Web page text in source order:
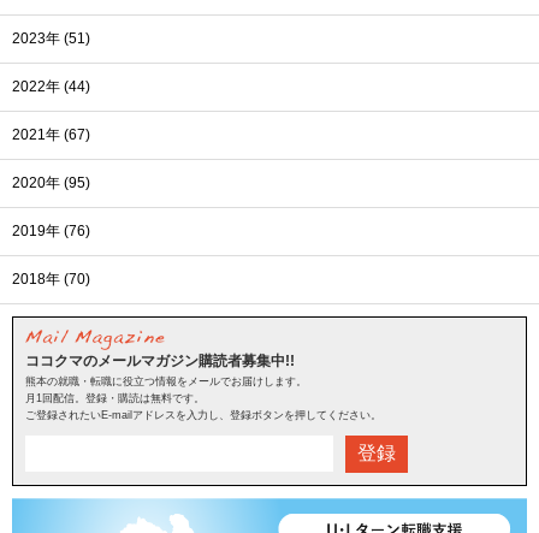
2023年 (51)
2022年 (44)
2021年 (67)
2020年 (95)
2019年 (76)
2018年 (70)
ココクマのメールマガジン購読者募集中!!
熊本の就職・転職に役立つ情報をメールでお届けします。
月1回配信。登録・購読は無料です。
ご登録されたいE-mailアドレスを入力し、登録ボタンを押してください。
登録